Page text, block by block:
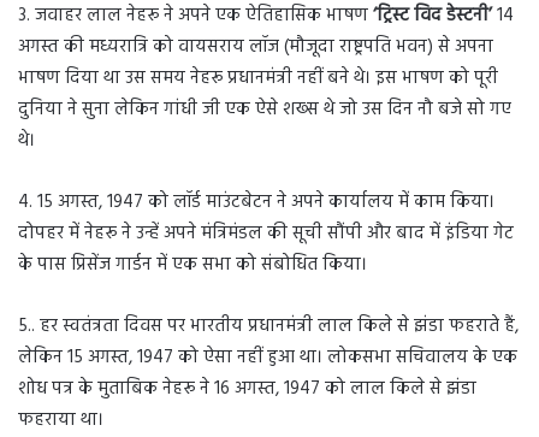
3. जवाहर लाल नेहरू ने अपने एक ऐतिहासिक भाषण‘ट्रिस्ट विद डेस्टनी’14
अगस्त की मध्यरात्रि को वायसराय लॉज (मौजूदा राष्ट्रपति भवन) से अपना
भाषण दिया था उस समय नेहरू प्रधानमंत्री नहीं बने थे। इस भाषण को पूरी
दुनिया ने सुना लेकिन गांधी जी एक ऐसे शख्स थे जो उस दिन नौ बजे सो गए
थे।
4. 15 अगस्त, 1947 को लॉर्ड माउंटबेटन ने अपने कार्यालय में काम किया।
दोपहर में नेहरू ने उन्हें अपने मंत्रिमंडल की सूची सौंपी और बाद में इंडिया गेट
के पास प्रिसेंज गार्डन में एक सभा को संबोधित किया।
5.. हर स्वतंत्रता दिवस पर भारतीय प्रधानमंत्री लाल किले से झंडा फहराते हैं,
लेकिन 15 अगस्त, 1947 को ऐसा नहीं हुआ था। लोकसभा सचिवालय के एक
शोध पत्र के मुताबिक नेहरू ने 16 अगस्त, 1947 को लाल किले से झंडा
फहराया था।